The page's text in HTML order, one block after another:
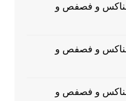
سناكس و فصفص و
سناكس و فصفص و
سناكس و فصفص و